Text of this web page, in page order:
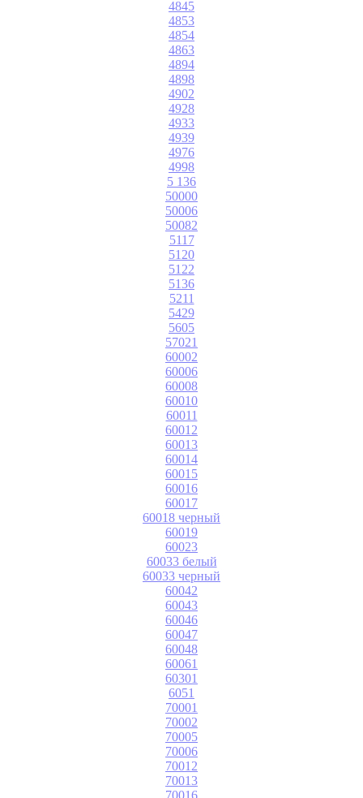
4845
4853
4854
4863
4894
4898
4902
4928
4933
4939
4976
4998
5 136
50000
50006
50082
5117
5120
5122
5136
5211
5429
5605
57021
60002
60006
60008
60010
60011
60012
60013
60014
60015
60016
60017
60018 черный
60019
60023
60033 белый
60033 черный
60042
60043
60046
60047
60048
60061
60301
6051
70001
70002
70005
70006
70012
70013
70016